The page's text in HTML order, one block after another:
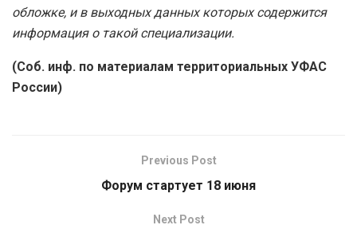
обложке, и в выходных данных которых содержится
информация о такой специализации.
(Соб. инф. по материалам территориальных УФАС
России)
Previous Post
Форум стартует 18 июня
Next Post